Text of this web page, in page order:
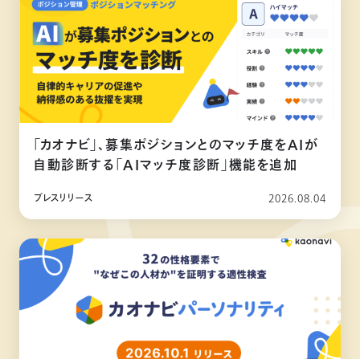
「カオナビ」、募集ポジションとのマッチ度をAIが
自動診断する「AIマッチ度診断」機能を追加
プレスリリース 2026.08.04